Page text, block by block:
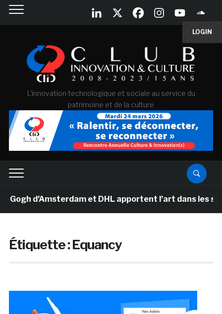
LOGIN
L'innovation technologique et sociale au service du
patrimoine et de la culture
d’Amsterdam et DHL apportent l’art dans les
Étiquette :Equancy